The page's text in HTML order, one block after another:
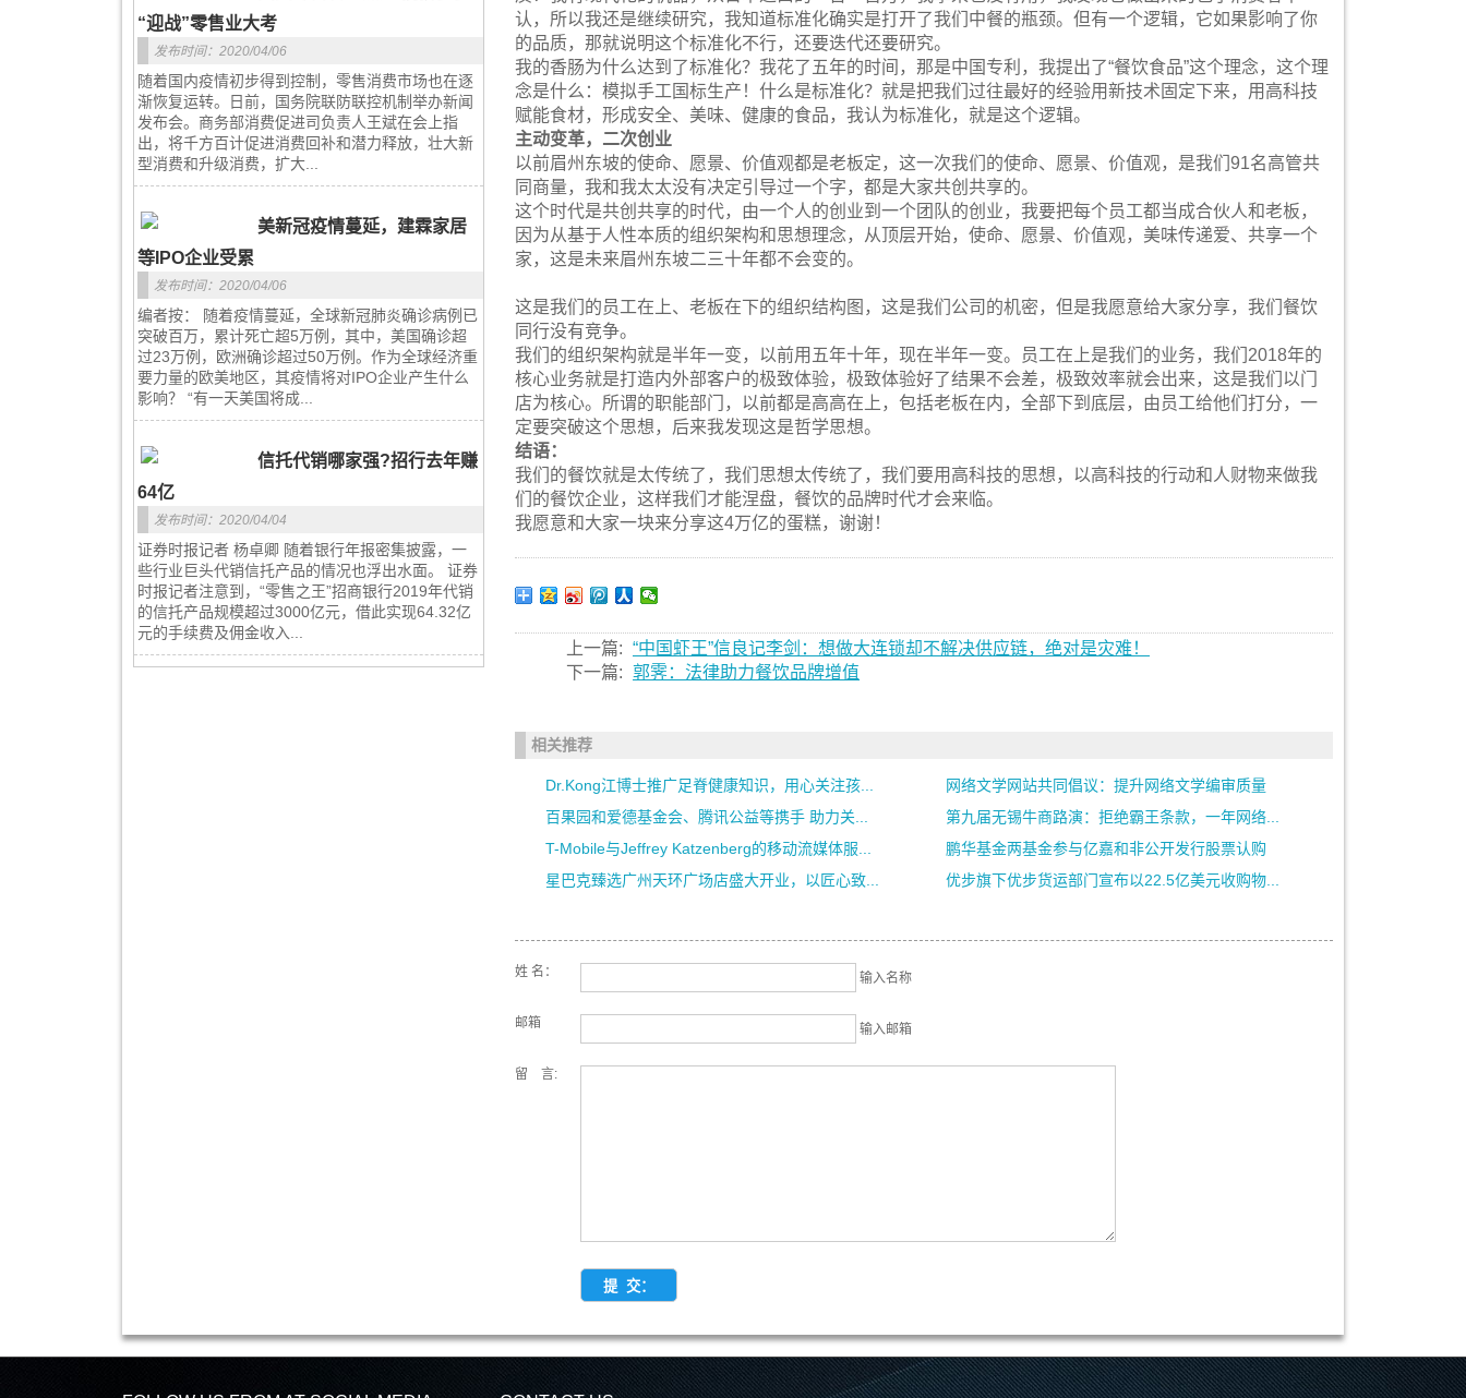
“迎战”零售业大考
发布时间：2020/04/06
随着国内疫情初步得到控制，零售消费市场也在逐
渐恢复运转。日前，国务院联防联控机制举办新闻
发布会。商务部消费促进司负责人王斌在会上指
出，将千方百计促进消费回补和潜力释放，壮大新
型消费和升级消费，扩大...
美新冠疫情蔓延，建霖家居
等IPO企业受累
发布时间：2020/04/06
编者按： 随着疫情蔓延，全球新冠肺炎确诊病例已
突破百万，累计死亡超5万例，其中，美国确诊超
过23万例，欧洲确诊超过50万例。作为全球经济重
要力量的欧美地区，其疫情将对IPO企业产生什么
影响？ “有一天美国将成...
信托代销哪家强?招行去年赚
64亿
发布时间：2020/04/04
证券时报记者 杨卓卿 随着银行年报密集披露，一
些行业巨头代销信托产品的情况也浮出水面。 证券
时报记者注意到，“零售之王”招商银行2019年代销
的信托产品规模超过3000亿元，借此实现64.32亿
元的手续费及佣金收入...
认，所以我还是继续研究，我知道标准化确实是打开了我们中餐的瓶颈。但有一个逻辑，它如果影响了你
的品质，那就说明这个标准化不行，还要迭代还要研究。
我的香肠为什么达到了标准化？我花了五年的时间，那是中国专利，我提出了“餐饮食品”这个理念，这个理
念是什么：模拟手工国标生产！什么是标准化？就是把我们过往最好的经验用新技术固定下来，用高科技
赋能食材，形成安全、美味、健康的食品，我认为标准化，就是这个逻辑。
主动变革，二次创业
以前眉州东坡的使命、愿景、价值观都是老板定，这一次我们的使命、愿景、价值观，是我们91名高管共
同商量，我和我太太没有决定引导过一个字，都是大家共创共享的。
这个时代是共创共享的时代，由一个人的创业到一个团队的创业，我要把每个员工都当成合伙人和老板，
因为从基于人性本质的组织架构和思想理念，从顶层开始，使命、愿景、价值观，美味传递爱、共享一个
家，这是未来眉州东坡二三十年都不会变的。
这是我们的员工在上、老板在下的组织结构图，这是我们公司的机密，但是我愿意给大家分享，我们餐饮
同行没有竞争。
我们的组织架构就是半年一变，以前用五年十年，现在半年一变。员工在上是我们的业务，我们2018年的
核心业务就是打造内外部客户的极致体验，极致体验好了结果不会差，极致效率就会出来，这是我们以门
店为核心。所谓的职能部门，以前都是高高在上，包括老板在内，全部下到底层，由员工给他们打分，一
定要突破这个思想，后来我发现这是哲学思想。
结语：
我们的餐饮就是太传统了，我们思想太传统了，我们要用高科技的思想，以高科技的行动和人财物来做我
们的餐饮企业，这样我们才能涅盘，餐饮的品牌时代才会来临。
我愿意和大家一块来分享这4万亿的蛋糕，谢谢！
上一篇: “中国虾王”信良记李剑：想做大连锁却不解决供应链，绝对是灾难！
下一篇: 郭霁：法律助力餐饮品牌增值
相关推荐
Dr.Kong江博士推广足脊健康知识，用心关注孩...
网络文学网站共同倡议：提升网络文学编审质量
百果园和爱德基金会、腾讯公益等携手 助力关...
第九届无锡牛商路演：拒绝霸王条款，一年网络...
T-Mobile与Jeffrey Katzenberg的移动流媒体服...
鹏华基金两基金参与亿嘉和非公开发行股票认购
星巴克臻选广州天环广场店盛大开业，以匠心致...
优步旗下优步货运部门宣布以22.5亿美元收购物...
姓 名： 输入名称
邮箱 输入邮箱
留 言: